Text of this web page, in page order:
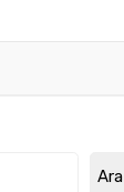
Ara